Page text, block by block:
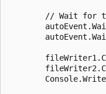
// Wait for